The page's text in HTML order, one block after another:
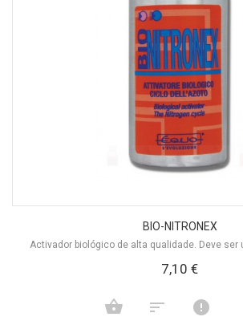
BIO-NITRONEX
Activador biológico de alta qualidade. Deve ser
7,10 €